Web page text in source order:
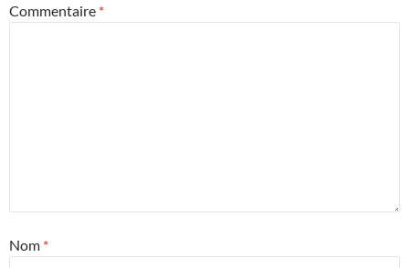
Commentaire *
Nom *